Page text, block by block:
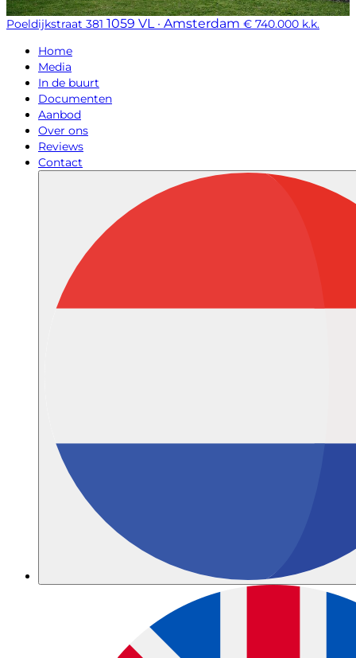
Poeldijkstraat 381 1059 VL · Amsterdam € 740.000 k.k.
Home
Media
In de buurt
Documenten
Aanbod
Over ons
Reviews
Contact